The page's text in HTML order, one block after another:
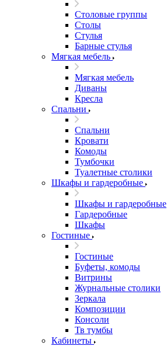
Столовые группы
Столы
Стулья
Барные стулья
Мягкая мебель
Мягкая мебель
Диваны
Кресла
Спальни
Спальни
Кровати
Комоды
Тумбочки
Туалетные столики
Шкафы и гардеробные
Шкафы и гардеробные
Гардеробные
Шкафы
Гостиные
Гостиные
Буфеты, комоды
Витрины
Журнальные столики
Зеркала
Композиции
Консоли
Тв тумбы
Кабинеты